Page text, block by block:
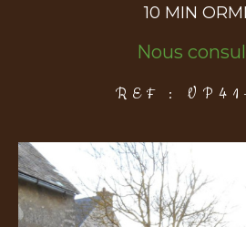
10 MIN
Nous
REF :
COUPS DE COEUR